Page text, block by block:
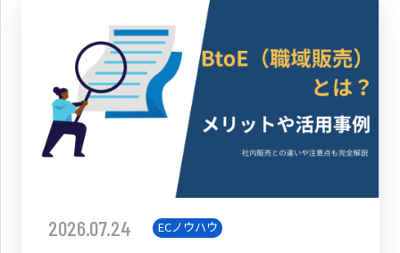
2026.07.24 ECノウハウ